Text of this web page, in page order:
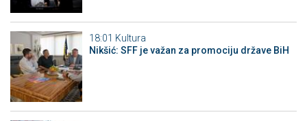
18:01 Kultura
Nikšić: SFF je važan za promociju države BiH